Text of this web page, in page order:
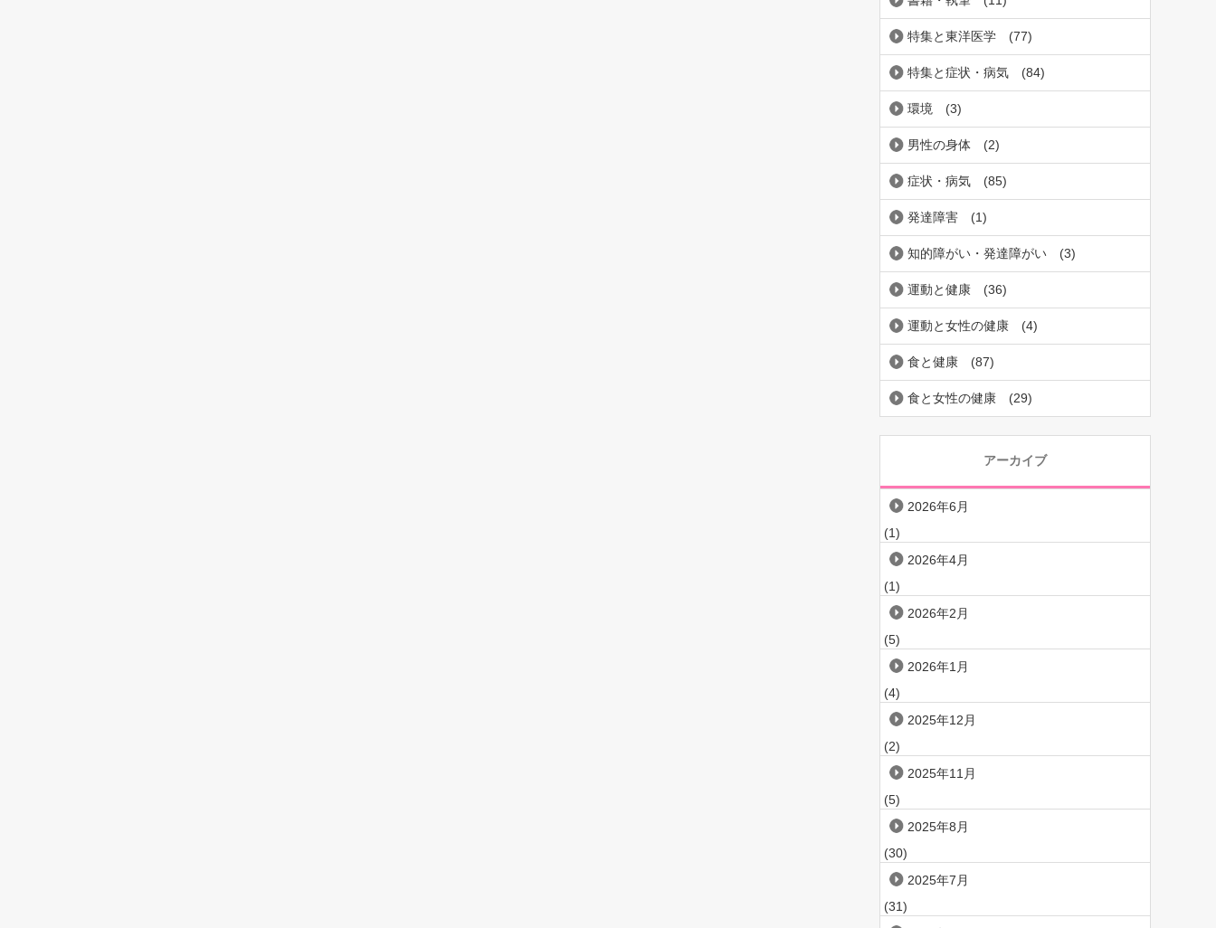
特集と東洋医学 (77)
特集と症状・病気 (84)
環境 (3)
男性の身体 (2)
症状・病気 (85)
発達障害 (1)
知的障がい・発達障がい (3)
運動と健康 (36)
運動と女性の健康 (4)
食と健康 (87)
食と女性の健康 (29)
アーカイブ
2026年6月
(1)
2026年4月
(1)
2026年2月
(5)
2026年1月
(4)
2025年12月
(2)
2025年11月
(5)
2025年8月
(30)
2025年7月
(31)